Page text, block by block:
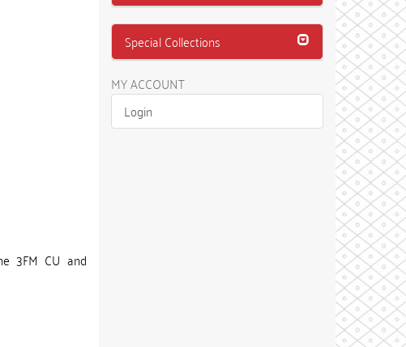
3FM CU and
Special Collections
MY ACCOUNT
Login